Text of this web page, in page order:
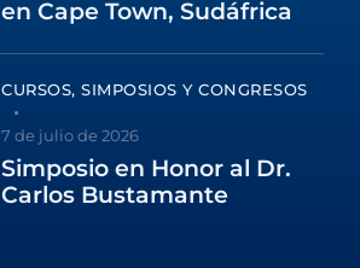
en Cape Town, Sudáfrica
CURSOS, SIMPOSIOS Y CONGRESOS
7 de julio de 2026
Simposio en Honor al Dr.
Carlos Bustamante